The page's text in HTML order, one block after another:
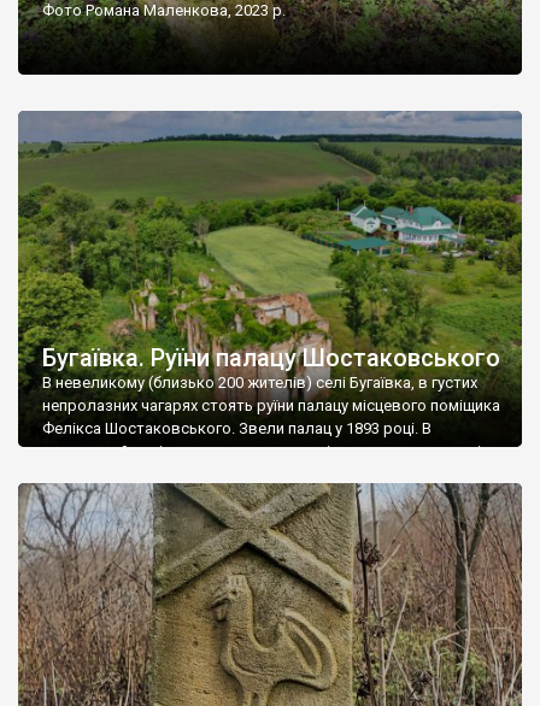
Фото Романа Маленкова, 2023 р.
Бугаївка. Руїни палацу Шостаковського
В невеликому (близько 200 жителів) селі Бугаївка, в густих
непролазних чагарях стоять руїни палацу місцевого поміщика
Фелікса Шостаковського. Звели палац у 1893 році. В
радянський період у ньому спочатку містилася школа, потім
століття тут розмістили туберкульозну лікарню. Коли із
палацу виїхала лікарня – ми точно не […]